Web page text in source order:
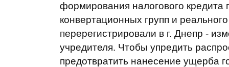
формирования налогового
конвертационных групп и
перерегистрировали в г. Днепр -
учредителя. Чтобы упредить
предотвратить нанесение ущерба